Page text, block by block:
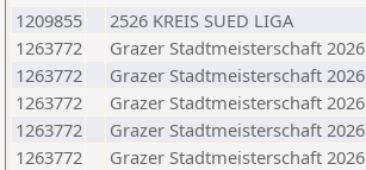
1209855
2526 KREIS SUED LIGA
1263772
Grazer Stadtmeisterschaft 2026
1263772
Grazer Stadtmeisterschaft 2026
1263772
Grazer Stadtmeisterschaft 2026
1263772
Grazer Stadtmeisterschaft 2026
1263772
Grazer Stadtmeisterschaft 2026